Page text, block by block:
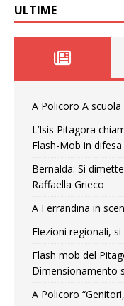
ULTIME
A Policoro A scuola
L’Isis Pitagora
Flash-Mob in
Bernalda: Si
Raffaella Grieco
A Ferrandina in
Elezioni regionali,
Flash mob del
Dimensionamento
A Policoro